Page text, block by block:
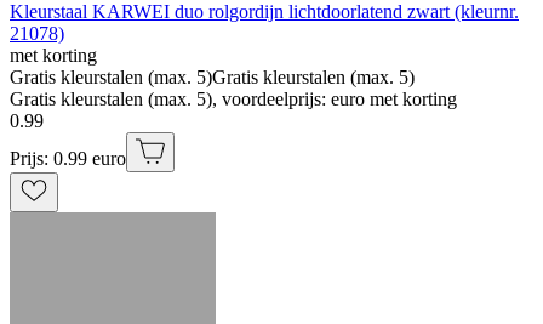
Kleurstaal KARWEI duo rolgordijn lichtdoorlatend zwart (kleurnr.
21078)
met korting
Gratis kleurstalen (max. 5)Gratis kleurstalen (max. 5)
Gratis kleurstalen (max. 5), voordeelprijs: euro met korting
0.99
Prijs: 0.99 euro